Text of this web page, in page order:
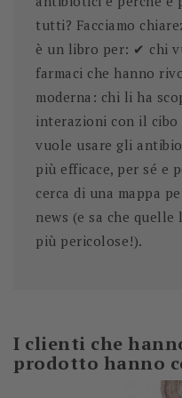
tutti? Facciamo
è un libro per: ✔ chi
farmaci che hanno
moderna: chi li ha
interazioni con il
vuole usare gli
più efficace, per sé e
cerca di una mappa
news (e sa che
più pericolose!).
I clienti che
prodotto hanno